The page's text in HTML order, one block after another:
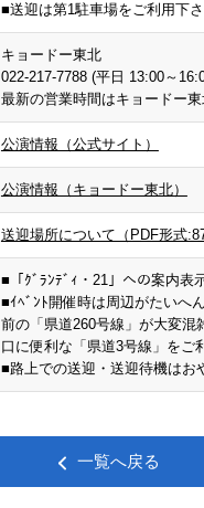
■送迎は第1駐車場をご利用下さ
キョードー東北
022-217-7788 (平日 13:00～
最新の営業時間はキョードー
公演情報（公式サイト）
公演情報（キョードー東北）
送迎場所について（PDF形式
■「ｸﾞﾗﾝﾃﾞｨ・21」への案内表
■ｲﾍﾞﾝﾄ開催時は周辺がたいへ
前の「県道260号線」が大変混
口に便利な「県道3号線」をご
■路上での送迎・送迎待機はお
一覧へ戻る